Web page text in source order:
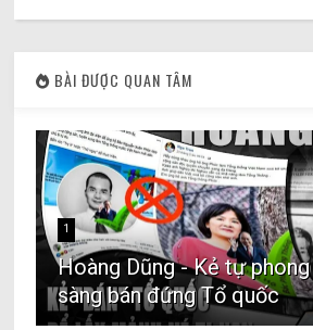
BÀI ĐƯỢC QUAN TÂM
1
Hoàng Dũng - Kẻ tự
sàng bán đứng Tổ quốc